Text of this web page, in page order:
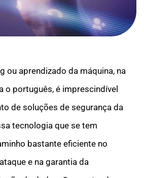
ou aprendizado da máquina, na
o português, é imprescindível
de soluções de segurança da
tecnologia que se tem
bastante eficiente no
e na garantia da